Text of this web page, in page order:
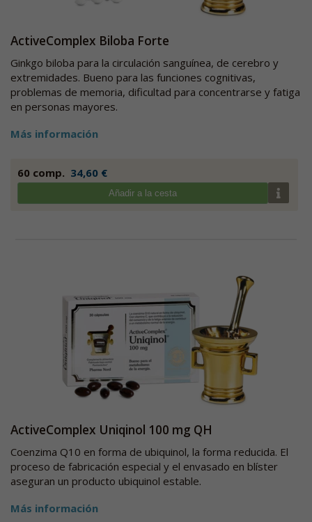
ActiveComplex Biloba Forte
Ginkgo biloba para la circulación sanguínea, de cerebro y
extremidades. Bueno para las funciones cognitivas,
problemas de memoria, dificultad para concentrarse y fatiga
en personas mayores.
Más información
60 comp. 34,60 €
Añadir a la cesta
ActiveComplex Uniqinol 100 mg QH
Coenzima Q10 en forma de ubiquinol, la forma reducida. El
proceso de fabricación especial y el envasado en blíster
aseguran un producto ubiquinol estable.
Más información